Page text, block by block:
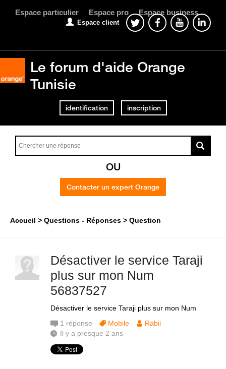
Espace particulier Espace pro Espace business
Espace client
Le forum d'aide Orange
Tunisie
identification inscription
OU
Contacter un expert Orange
Accueil Questions - Réponses Question
Désactiver le service Taraji
plus sur mon Num
56837527
Désactiver le service Taraji plus sur mon Num
1 réponse Mobile
Rabii
Il y a presque 2 ans